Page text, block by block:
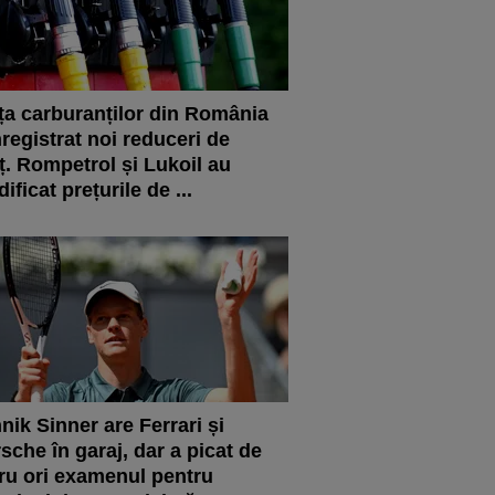
carburanților din România
noi reduceri de
Rompetrol și Lukoil au
prețurile de ...
Sinner are Ferrari și
în garaj, dar a picat de
ori examenul pentru